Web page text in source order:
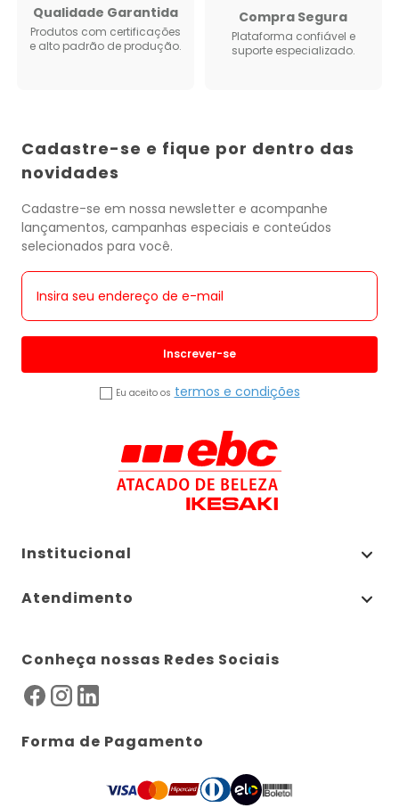
Qualidade Garantida
Produtos com certificações
e alto padrão de produção.
Compra Segura
Plataforma confiável e
suporte especializado.
Cadastre-se e fique por dentro das
novidades
Cadastre-se em nossa newsletter e acompanhe
lançamentos, campanhas especiais e conteúdos
selecionados para você.
Inscrever-se
Eu aceito os termos e condições
Institucional
Atendimento
Conheça nossas Redes Sociais
Forma de Pagamento